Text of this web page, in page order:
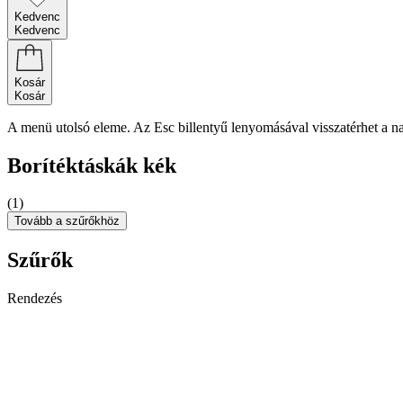
Kedvenc
Kedvenc
Kosár
Kosár
A menü utolsó eleme. Az Esc billentyű lenyomásával visszatérhet a
Borítéktáskák kék
(1)
Tovább a szűrőkhöz
Szűrők
Rendezés